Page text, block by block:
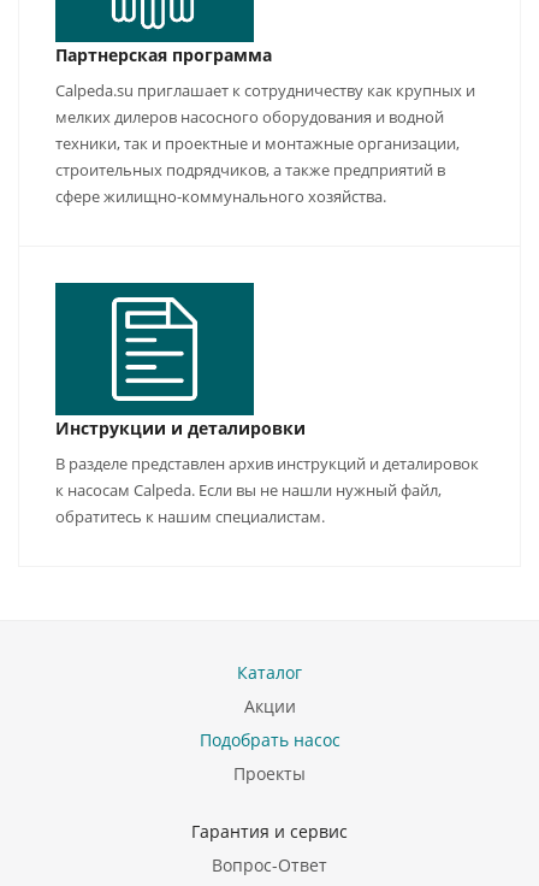
Партнерская программа
Calpeda.su приглашает к сотрудничеству как крупных и
мелких дилеров насосного оборудования и водной
техники, так и проектные и монтажные организации,
строительных подрядчиков, а также предприятий в
сфере жилищно-коммунального хозяйства.
Инструкции и деталировки
В разделе представлен архив инструкций и деталировок
к насосам Calpeda. Если вы не нашли нужный файл,
обратитесь к нашим специалистам.
Каталог
Акции
Подобрать насос
Проекты
Гарантия и сервис
Вопрос-Ответ